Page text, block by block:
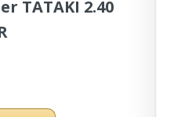
TATAKI 2.40